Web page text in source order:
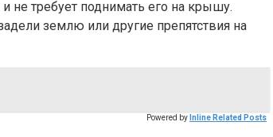
не требует поднимать его на крышу.
землю или другие препятствия на
Powered by Inline Related Posts